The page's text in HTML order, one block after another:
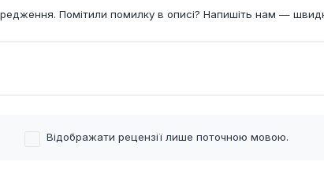
Помітили помилку в описі? Напишіть нам —
Відображати рецензії лише поточною мовою.